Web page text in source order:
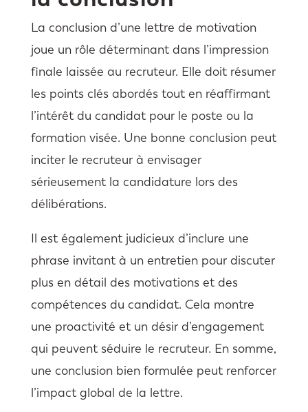
La conclusion d’une lettre de motivation
joue un rôle déterminant dans l’impression
finale laissée au recruteur. Elle doit résumer
les points clés abordés tout en réaffirmant
l’intérêt du candidat pour le poste ou la
formation visée. Une bonne conclusion peut
inciter le recruteur à envisager
sérieusement la candidature lors des
délibérations.
Il est également judicieux d’inclure une
phrase invitant à un entretien pour discuter
plus en détail des motivations et des
compétences du candidat. Cela montre
une proactivité et un désir d’engagement
qui peuvent séduire le recruteur. En somme,
une conclusion bien formulée peut renforcer
l’impact global de la lettre.